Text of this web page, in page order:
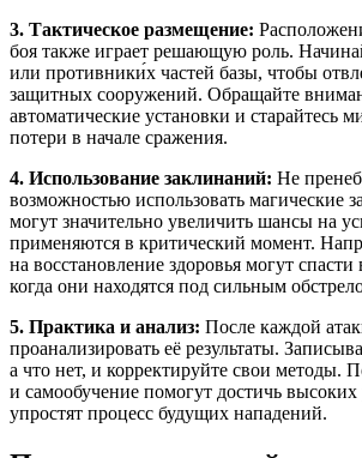
3. Тактическое размещение:
боя также играет решающую роль.
или противники́х частей базы, чтобы
защитных сооружений. Обращайте
автоматические установки и старайтесь
потери в начале сражения.
4. Использование заклинаний: Не
возможностью использовать магические
могут значительно увеличить шансы на
применяются в критический момент.
на восстановление здоровья могут
когда они находятся под сильным
5. Практика и анализ: После каждой
проанализировать её результаты.
а что нет, и корректируйте свои методы.
и самообучение помогут достичь высоких
упростят процесс будущих нападений.